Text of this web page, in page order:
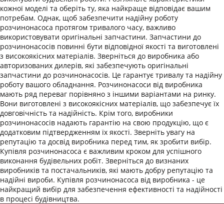
кожної моделі та оберіть ту, яка найкраще відповідає вашим
потребам. Однак, щоб забезпечити надійну роботу
розчинонасоса протягом тривалого часу, важливо
використовувати оригінальні запчастини. Запчастини до
розчинонасосів повинні бути відповідної якості та виготовлені
з високоякісних матеріалів. Зверніться до виробника або
авторизованих дилерів, які забезпечують оригінальні
запчастини до розчинонасосів. Це гарантує тривалу та надійну
роботу вашого обладнання. Розчинонасоси від виробника
мають ряд переваг порівняно з іншими варіантами на ринку.
Вони виготовлені з високоякісних матеріалів, що забезпечує їх
довговічність та надійність. Крім того, виробники
розчинонасосів надають гарантію на свою продукцію, що є
додатковим підтвердженням їх якості. Зверніть увагу на
репутацію та досвід виробника перед тим, як зробити вибір.
Купівля розчинонасоса є важливим кроком для успішного
виконання будівельних робіт. Зверніться до визнаних
виробників та постачальників, які мають добру репутацію та
надійні вироби. Купівля розчинонасоса від виробника - це
найкращий вибір для забезпечення ефективності та надійності
в процесі будівництва.